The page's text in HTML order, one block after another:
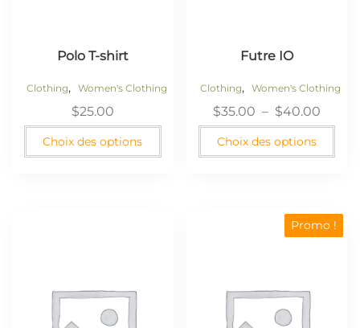
Polo T-shirt
Clothing, Women's Clothing
$25.00
Choix des options
Futre IO
Clothing, Women's Clothing
$35.00 – $40.00
Choix des options
Promo !